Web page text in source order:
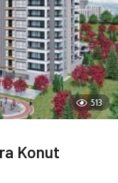
513
Konut